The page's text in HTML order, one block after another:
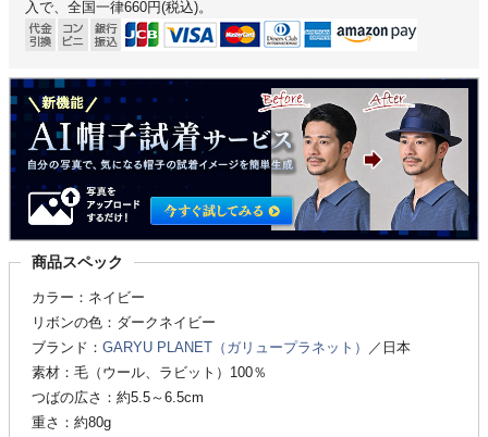
入で、全国一律660円(税込)。
商品スペック
カラー：ネイビー
リボンの色：ダークネイビー
ブランド： GARYU PLANET（ガリュープラネット）
／日本
素材：毛（ウール、ラビット）100％
つばの広さ：約5.5～6.5cm
重さ：約80g